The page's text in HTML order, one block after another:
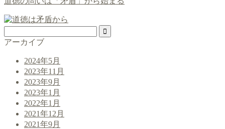
アーカイブ
2024年5月
2023年11月
2023年9月
2023年1月
2022年1月
2021年12月
2021年9月